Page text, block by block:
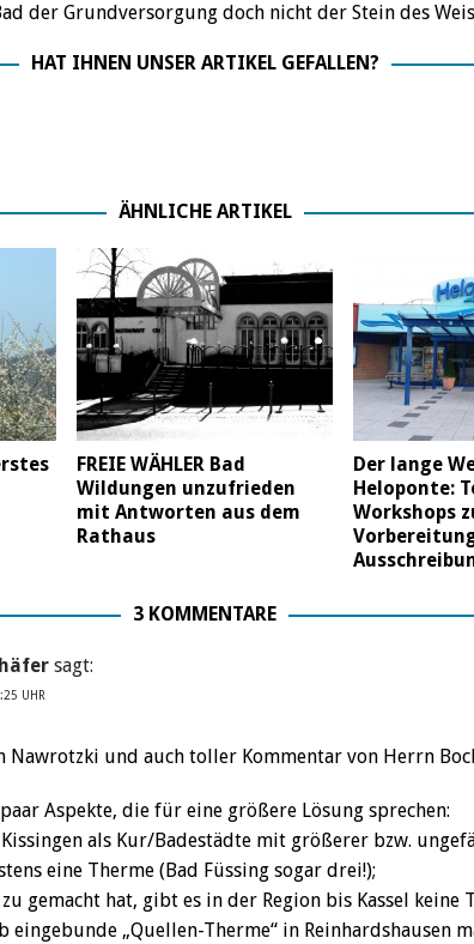
der Grundversorgung doch nicht der Stein des
HAT IHNEN UNSER ARTIKEL GEFALLEN?
ÄHNLICHE ARTIKEL
FREIE WÄHLER Bad
Wildungen unzufrieden
mit Antworten aus dem
Rathaus
Der lange
Heloponte:
Workshops
3 KOMMENTARE
sagt:
UHR
und auch toller Kommentar von Herrn
Aspekte, die für eine größere Lösung sprechen:
als Kur/Badestädte mit größerer bzw.
eine Therme (Bad Füssing sogar drei!);
gemacht hat, gibt es in der Region bis Kassel keine
„Quellen-Therme“ in Reinhardshausen